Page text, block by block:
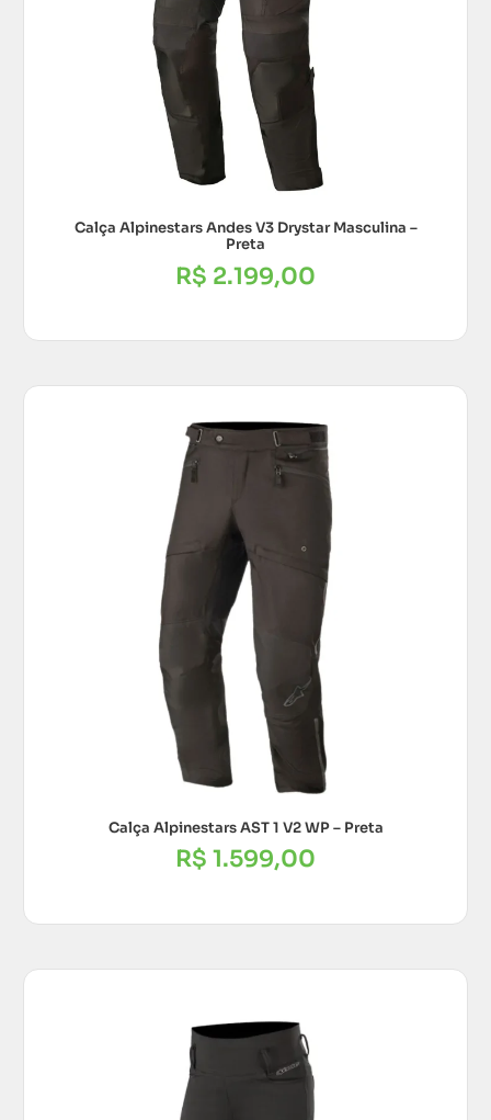
Calça Alpinestars Andes V3 Drystar Masculina –
Preta
R$ 2.199,00
Calça Alpinestars AST 1 V2 WP – Preta
R$ 1.599,00